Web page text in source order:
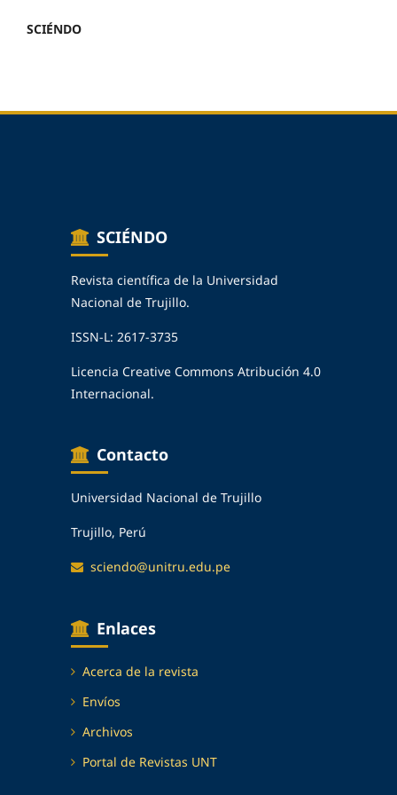
SCIÉNDO
SCIÉNDO
Revista científica de la Universidad
Nacional de Trujillo.
ISSN-L: 2617-3735
Licencia Creative Commons Atribución 4.0
Internacional.
Contacto
Universidad Nacional de Trujillo
Trujillo, Perú
sciendo@unitru.edu.pe
Enlaces
Acerca de la revista
Envíos
Archivos
Portal de Revistas UNT